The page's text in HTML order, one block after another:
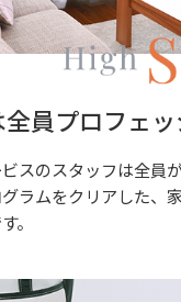
員プロフェ
スのスタッフは全員
ラムをクリアした、
。